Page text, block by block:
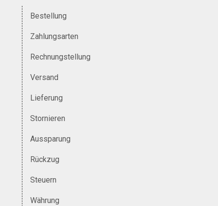
Bestellung
Zahlungsarten
Rechnungstellung
Versand
Lieferung
Stornieren
Aussparung
Rückzug
Steuern
Währung